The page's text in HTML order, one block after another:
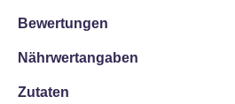
Bewertungen
Nährwertangaben
Zutaten